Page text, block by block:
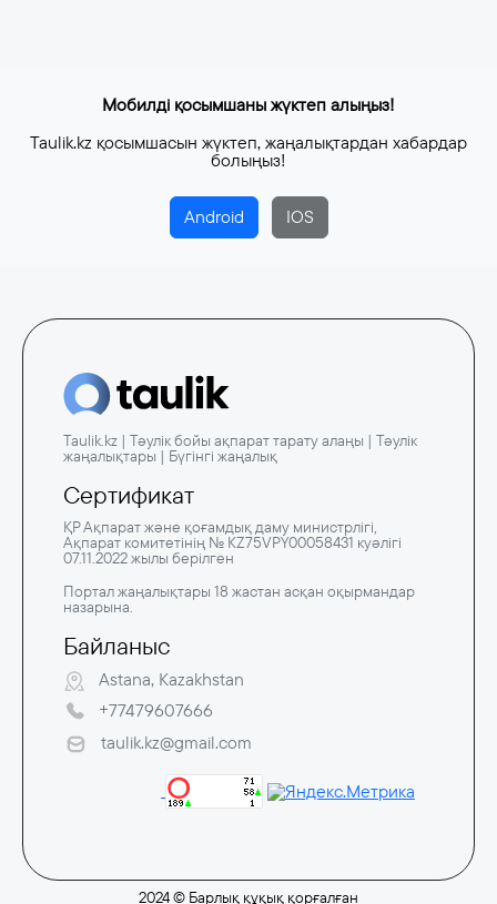
Мобилді қосымшаны жүктеп алыңыз!
Taulik.kz қосымшасын жүктеп, жаңалықтардан хабардар
болыңыз!
Android IOS
Taulik.kz | Тәулік бойы ақпарат тарату алаңы | Тәулік
жаңалықтары | Бүгінгі жаңалық
Сертификат
ҚР Ақпарат және қоғамдық даму министрлігі,
Ақпарат комитетінің № KZ75VPY00058431 куәлігі
07.11.2022 жылы берілген
Портал жаңалықтары 18 жастан асқан оқырмандар
назарына.
Байланыс
Astana, Kazakhstan
+77479607666
taulik.kz@gmail.com
2024 © Барлық құқық қорғалған